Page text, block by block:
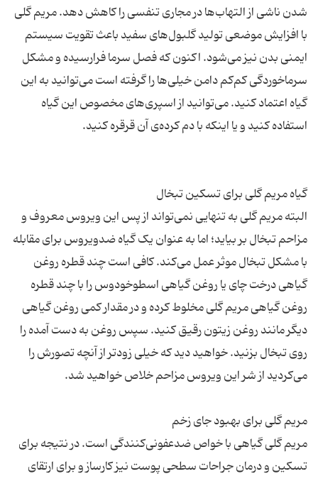
شدن ناشی از التهاب‌ها در مجاری تنفسی را کاهش دهد. مریم گلی
با افزایش موضعی تولید گلبول‌های سفید باعث تقویت سیستم
ایمنی بدن نیز می‌شود. اکنون که فصل سرما فرارسیده و مشکل
سرماخوردگی کم‌کم دامن خیلی‌ها را گرفته است می‌توانید به این
گیاه اعتماد کنید. می‌توانید از اسپری‌های مخصوص این گیاه
البته مریم گلی به تنهایی نمی‌تواند از پس این ویروس معروف و
مزاحم تبخال بر بیاید؛ اما به عنوان یک گیاه ضدویروس برای مقابله
با مشکل تبخال موثر عمل می‌کند. کافی است چند قطره روغن
گیاهی درخت چای یا روغن گیاهی اسطوخودوس را با چند قطره
روغن گیاهی مریم گلی مخلوط کرده و در مقدار کمی روغن گیاهی
دیگر مانند روغن زیتون رقیق کنید. سپس روغن به دست آمده را
روی تبخال بزنید. خواهید دید که خیلی زودتر از آنچه تصورش را
مریم گلی گیاهی با خواص ضدعفونی‌کنندگی است. در نتیجه برای
تسکین و درمان جراحات سطحی پوست نیز کارساز و برای ارتقای